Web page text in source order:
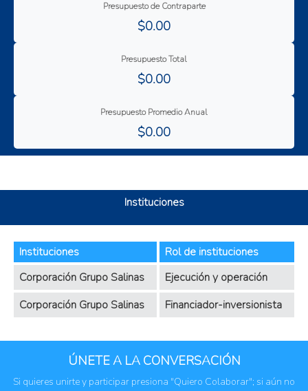
Mejora de los Ingresos
Reducción de la pobreza
Presupuesto de Contraparte
$0.00
Presupuesto Total
$0.00
Presupuesto Promedio Anual
$0.00
Instituciones
Instituciones
Rol de instituciones
Corporación Grupo Salinas
Ejecución y operación
Corporación Grupo Salinas
Financiador-inversionista
ÚNETE A LA CONVERSACIÓN
Si quieres unirte y participar presiona "Quiero Colaborar"; si aún no